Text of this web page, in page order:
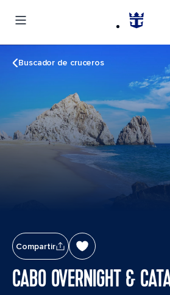
Buscador de cruceros
Compartir
CABO OVERNIGHT &